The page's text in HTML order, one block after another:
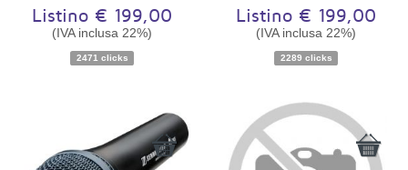
Listino € 199,00
(IVA inclusa 22%)
2471 clicks
Listino € 199,00
(IVA inclusa 22%)
2289 clicks